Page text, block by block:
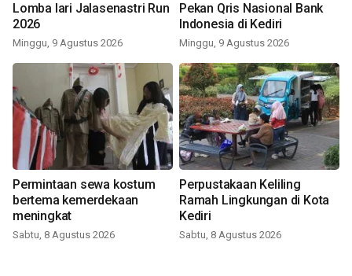
Lomba lari Jalasenastri Run
2026
Minggu, 9 Agustus 2026
Pekan Qris Nasional Bank
Indonesia di Kediri
Minggu, 9 Agustus 2026
Permintaan sewa kostum
bertema kemerdekaan
meningkat
Sabtu, 8 Agustus 2026
Perpustakaan Keliling
Ramah Lingkungan di Kota
Kediri
Sabtu, 8 Agustus 2026